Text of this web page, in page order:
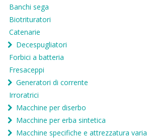
Banchi sega
Biotrituratori
Catenarie
Decespugliatori
Forbici a batteria
Fresaceppi
Generatori di corrente
Irroratrici
Macchine per diserbo
Macchine per erba sintetica
Macchine specifiche e attrezzatura varia